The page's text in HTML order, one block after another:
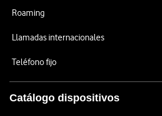
Roaming
Llamadas internacionales
Teléfono fijo
Catálogo dispositivos